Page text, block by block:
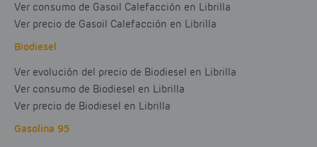
Ver consumo de Gasoil Calefacción en Librilla
Ver precio de Gasoil Calefacción en Librilla
Biodiesel
Ver evolución del precio de Biodiesel en Librilla
Ver consumo de Biodiesel en Librilla
Ver precio de Biodiesel en Librilla
Gasolina 95